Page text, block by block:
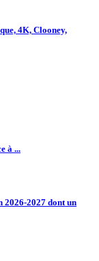
4K, Clooney,
à ...
2026-2027 dont un